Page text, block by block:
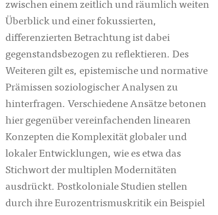
zwischen einem zeitlich und räumlich weiten
Überblick und einer fokussierten,
differenzierten Betrachtung ist dabei
gegenstandsbezogen zu reflektieren. Des
Weiteren gilt es, epistemische und normative
Prämissen soziologischer Analysen zu
hinterfragen. Verschiedene Ansätze betonen
hier gegenüber vereinfachenden linearen
Konzepten die Komplexität globaler und
lokaler Entwicklungen, wie es etwa das
Stichwort der multiplen Modernitäten
ausdrückt. Postkoloniale Studien stellen
durch ihre Eurozentrismuskritik ein Beispiel